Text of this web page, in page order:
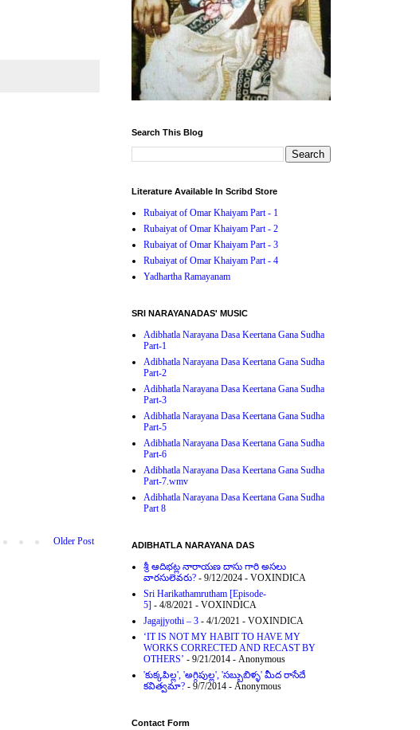
Older Post
Search This Blog
Literature Available In Scribd Store
Rubaiyat of Omar Khaiyam Part - 1
Rubaiyat of Omar Khaiyam Part - 2
Rubaiyat of Omar Khaiyam Part - 3
Rubaiyat of Omar Khaiyam Part - 4
Yadhartha Ramayanam
SRI NARAYANADAS' MUSIC
Adibhatla Narayana Dasa Keertana Gana Sudha
Part-1
Adibhatla Narayana Dasa Keertana Gana Sudha
Part-2
Adibhatla Narayana Dasa Keertana Gana Sudha
Part-3
Adibhatla Narayana Dasa Keertana Gana Sudha
Part-5
Adibhatla Narayana Dasa Keertana Gana Sudha
Part-6
Adibhatla Narayana Dasa Keertana Gana Sudha
Part-7.wmv
Adibhatla Narayana Dasa Keertana Gana Sudha
Part 8
ADIBHATLA NARAYANA DAS
శ్రీ ఆదిభట్ల నారాయణ దాసు గారి అసలు
వారసులెవరు? - 9/12/2024 - VOXINDICA
Sri Harikathamrutham [Episode-
5] - 4/8/2021 - VOXINDICA
Jagajjyothi – 3 - 4/1/2021 - VOXINDICA
‘IT IS NOT MY HABIT TO HAVE MY
WORKS CORRECTED AND RECAST BY
OTHERS’ - 9/21/2014 - Anonymous
'కుక్కపిల్ల', 'అగ్గిపుల్ల', 'సబ్బుబిళ్ళ' మీద రాసేదే
కవిత్వమా? - 9/7/2014 - Anonymous
Contact Form